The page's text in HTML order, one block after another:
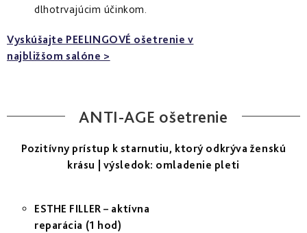
dlhotrvajúcim účinkom.
Vyskúšajte PEELINGOVÉ ošetrenie v
najbližšom salóne >
ANTI-AGE ošetrenie
Pozitívny prístup k starnutiu, ktorý odkrýva ženskú
krásu | výsledok: omladenie pleti
ESTHE FILLER – aktívna
reparácia (1 hod)